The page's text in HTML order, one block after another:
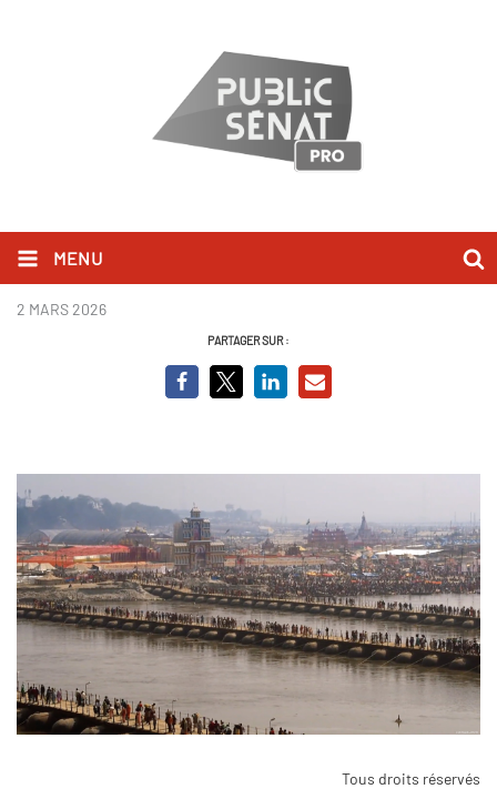
MENU
Le monde selon Modi
2 MARS 2026
PARTAGER SUR :
Tous droits réservés